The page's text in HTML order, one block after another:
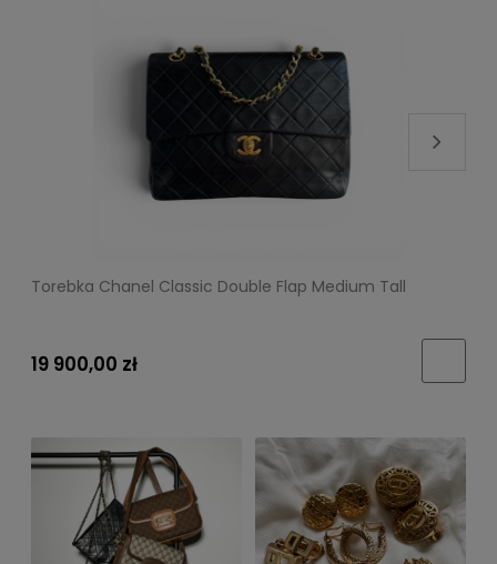
Torebka Chanel Classic Double Flap Medium Tall
19 900,00 zł